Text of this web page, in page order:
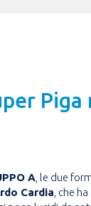
A , le due
Cardia , che